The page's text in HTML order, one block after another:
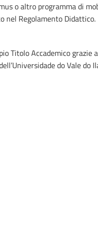
o altro programma di
nel Regolamento Didattico.
Titolo Accademico
do Vale